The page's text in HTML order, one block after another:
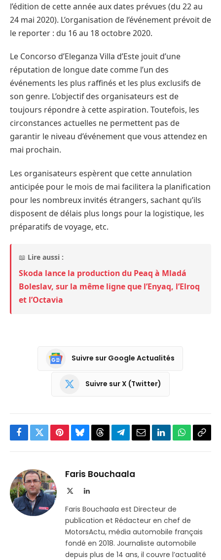
l’édition de cette année aux dates prévues (du 22 au
24 mai 2020). L’organisation de l’événement prévoit de
le reporter : du 16 au 18 octobre 2020.
Le Concorso d’Eleganza Villa d’Este jouit d’une
réputation de longue date comme l’un des
événements les plus raffinés et les plus exclusifs de
son genre. L’objectif des organisateurs est de
toujours répondre à cette aspiration. Toutefois, les
circonstances actuelles ne permettent pas de
garantir le niveau d’événement que vous attendez en
mai prochain.
Les organisateurs espèrent que cette annulation
anticipée pour le mois de mai facilitera la planification
pour les nombreux invités étrangers, sachant qu’ils
disposent de délais plus longs pour la logistique, les
préparatifs de voyage, etc.
📖 Lire aussi :
Skoda lance la production du Peaq à Mladá
Boleslav, sur la même ligne que l’Enyaq, l’Elroq
et l’Octavia
Suivre sur Google Actualités
Suivre sur X (Twitter)
Facebook
TwitterPinterestBlueskyThreadsPartager
Telegram
EmailLinkedInWhatsApp
Faris Bouchaala
LinkedIn
Faris Bouchaala est Directeur de
publication et Rédacteur en chef de
MotorsActu, média automobile français
fondé en 2018. Journaliste automobile
depuis plus de 14 ans, il couvre l’actualité